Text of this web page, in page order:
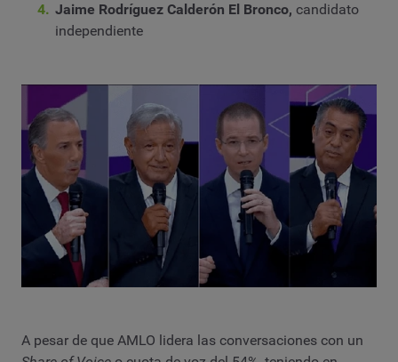
Jaime Rodríguez Calderón El Bronco, candidato
independiente
A pesar de que AMLO lidera las conversaciones con un